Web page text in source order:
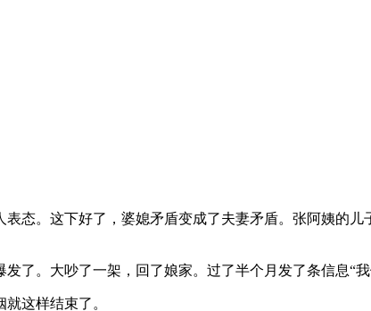
态。这下好了，婆媳矛盾变成了夫妻矛盾。张阿姨的儿
了。大吵了一架，回了娘家。过了半个月发了条信息“
这样结束了。